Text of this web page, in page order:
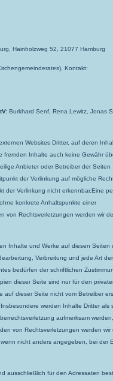
Hainholzweg 52, 21077 Hamburg
Kontakt:
Burkhard Senf, Rena Lewitz, Jonas
Websites Dritter, auf deren
fremden Inhalte auch keine Gewähr
Anbieter oder Betreiber der Seiten
der Verlinkung auf mögliche
der Verlinkung nicht erkennbar.Eine
konkrete Anhaltspunkte einer
von Rechtsverletzungen werden wir
Inhalte und Werke auf diesen Seiten
Verbreitung und jede Art der
bedürfen der schriftlichen
dieser Seite sind nur für den
auf dieser Seite nicht vom Betreiber
werden Inhalte Dritter als
aufmerksam
von Rechtsverletzungen werden wir
nicht anders angegeben, bei der
ausschließlich für den Adressaten